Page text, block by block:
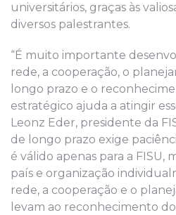
universitários, graças às
diversos palestrantes.
“É muito importante
rede, a cooperação, o
longo prazo e o
estratégico ajuda a atingir
Leonz Eder, presidente da
de longo prazo exige
é válido apenas para a FISU,
país e organização
rede, a cooperação e o
levam ao reconhecimento